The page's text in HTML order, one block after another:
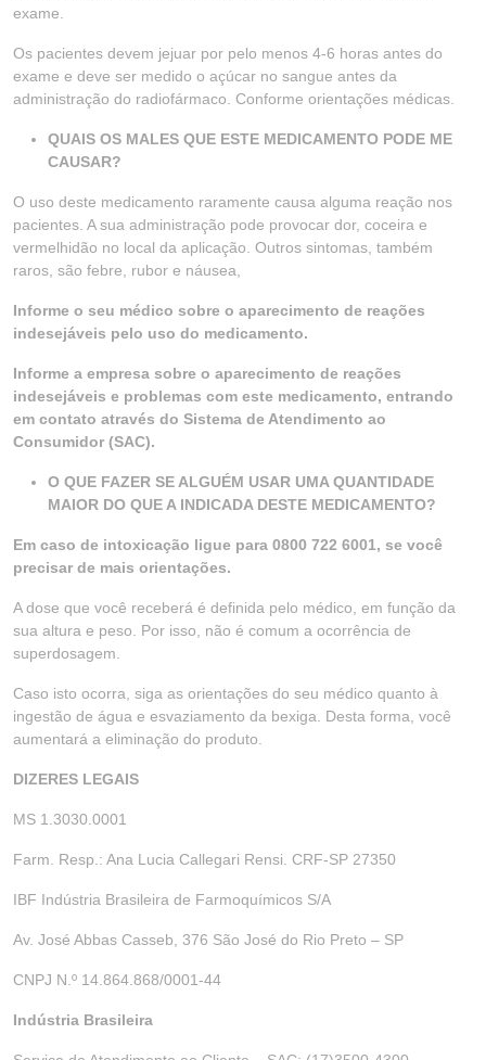
exame.
Os pacientes devem jejuar por pelo menos 4-6 horas antes do
exame e deve ser medido o açúcar no sangue antes da
administração do radiofármaco. Conforme orientações médicas.
QUAIS OS MALES QUE ESTE MEDICAMENTO PODE ME
CAUSAR?
O uso deste medicamento raramente causa alguma reação nos
pacientes. A sua administração pode provocar dor, coceira e
vermelhidão no local da aplicação. Outros sintomas, também
raros, são febre, rubor e náusea,
Informe o seu médico sobre o aparecimento de reações
indesejáveis pelo uso do medicamento.
Informe a empresa sobre o aparecimento de reações
indesejáveis e problemas com este medicamento, entrando
em contato através do Sistema de Atendimento ao
Consumidor (SAC).
O QUE FAZER SE ALGUÉM USAR UMA QUANTIDADE
MAIOR DO QUE A INDICADA DESTE MEDICAMENTO?
Em caso de intoxicação ligue para 0800 722 6001, se você
precisar de mais orientações.
A dose que você receberá é definida pelo médico, em função da
sua altura e peso. Por isso, não é comum a ocorrência de
superdosagem.
Caso isto ocorra, siga as orientações do seu médico quanto à
ingestão de água e esvaziamento da bexiga. Desta forma, você
aumentará a eliminação do produto.
DIZERES LEGAIS
MS 1.3030.0001
Farm. Resp.: Ana Lucia Callegari Rensi. CRF-SP 27350
IBF Indústria Brasileira de Farmoquímicos S/A
Av. José Abbas Casseb, 376 São José do Rio Preto – SP
CNPJ N.º 14.864.868/0001-44
Indústria Brasileira